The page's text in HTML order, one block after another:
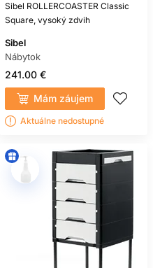
Sibel ROLLERCOASTER Classic
Square, vysoký zdvih
Sibel
Nábytok
241.00 €
Mám záujem
Aktuálne nedostupné